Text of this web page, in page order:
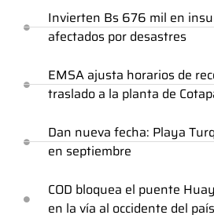
Invierten Bs 676 mil en
afectados por desastres
EMSA ajusta horarios de
traslado a la planta de
Dan nueva fecha: Playa
en septiembre
COD bloquea el puente
en la vía al occidente del país